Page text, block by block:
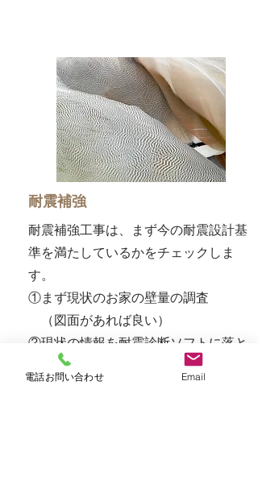
​耐震補強
耐震補強工事は、まず今の耐震設計基
準を満たしているかをチェックしま
す。
①まず現状のお家の壁量の調査
（図面があれば良い）
②現状の情報を耐震診断ソフトに落と
し込みます。
電話お問い合わせ Email